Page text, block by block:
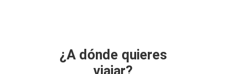
¿A dónde quieres